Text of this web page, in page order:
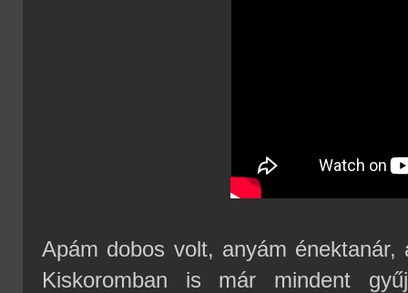
Apám dobos volt, anyám
Kiskoromban is már mindent